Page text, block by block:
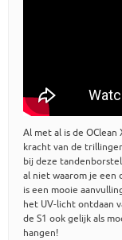
Al met al is de
kracht van de
bij deze
al niet waarom je een
is een mooie
het UV-licht ontdaan
de S1 ook gelijk als
hangen!